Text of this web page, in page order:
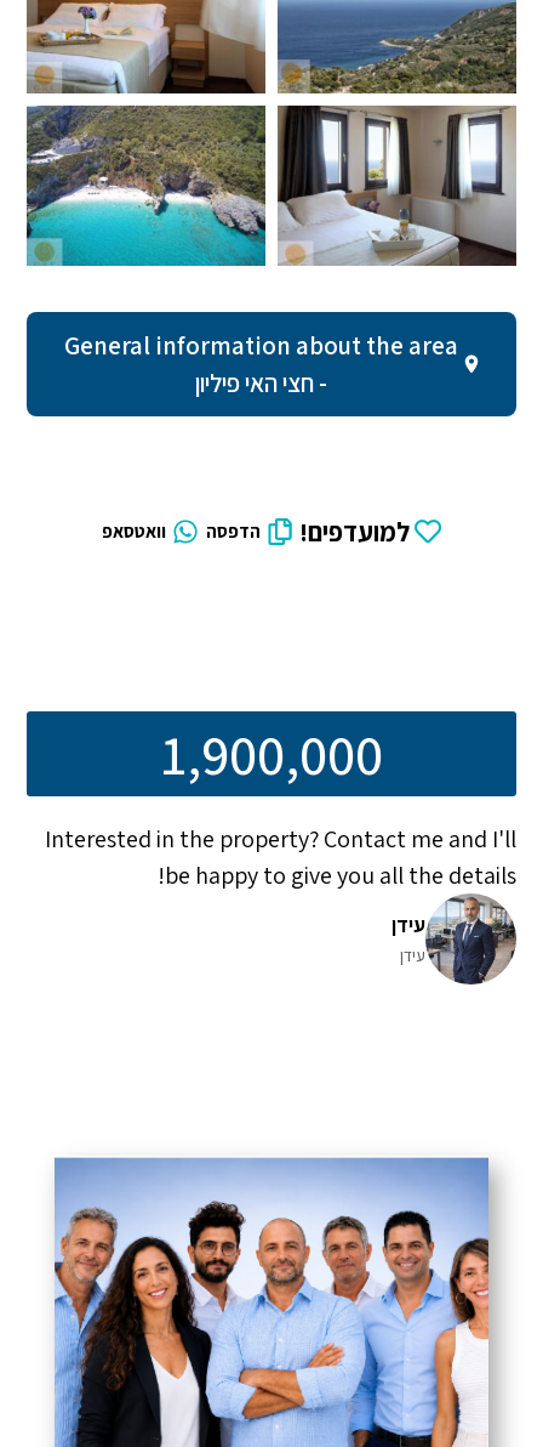
General information about the area
- חצי האי פיליון
למועדפים! הדפסה וואטסאפ
1,900,000
Interested in the property? Contact me and I'll
be happy to give you all the details!
עידן
עידן